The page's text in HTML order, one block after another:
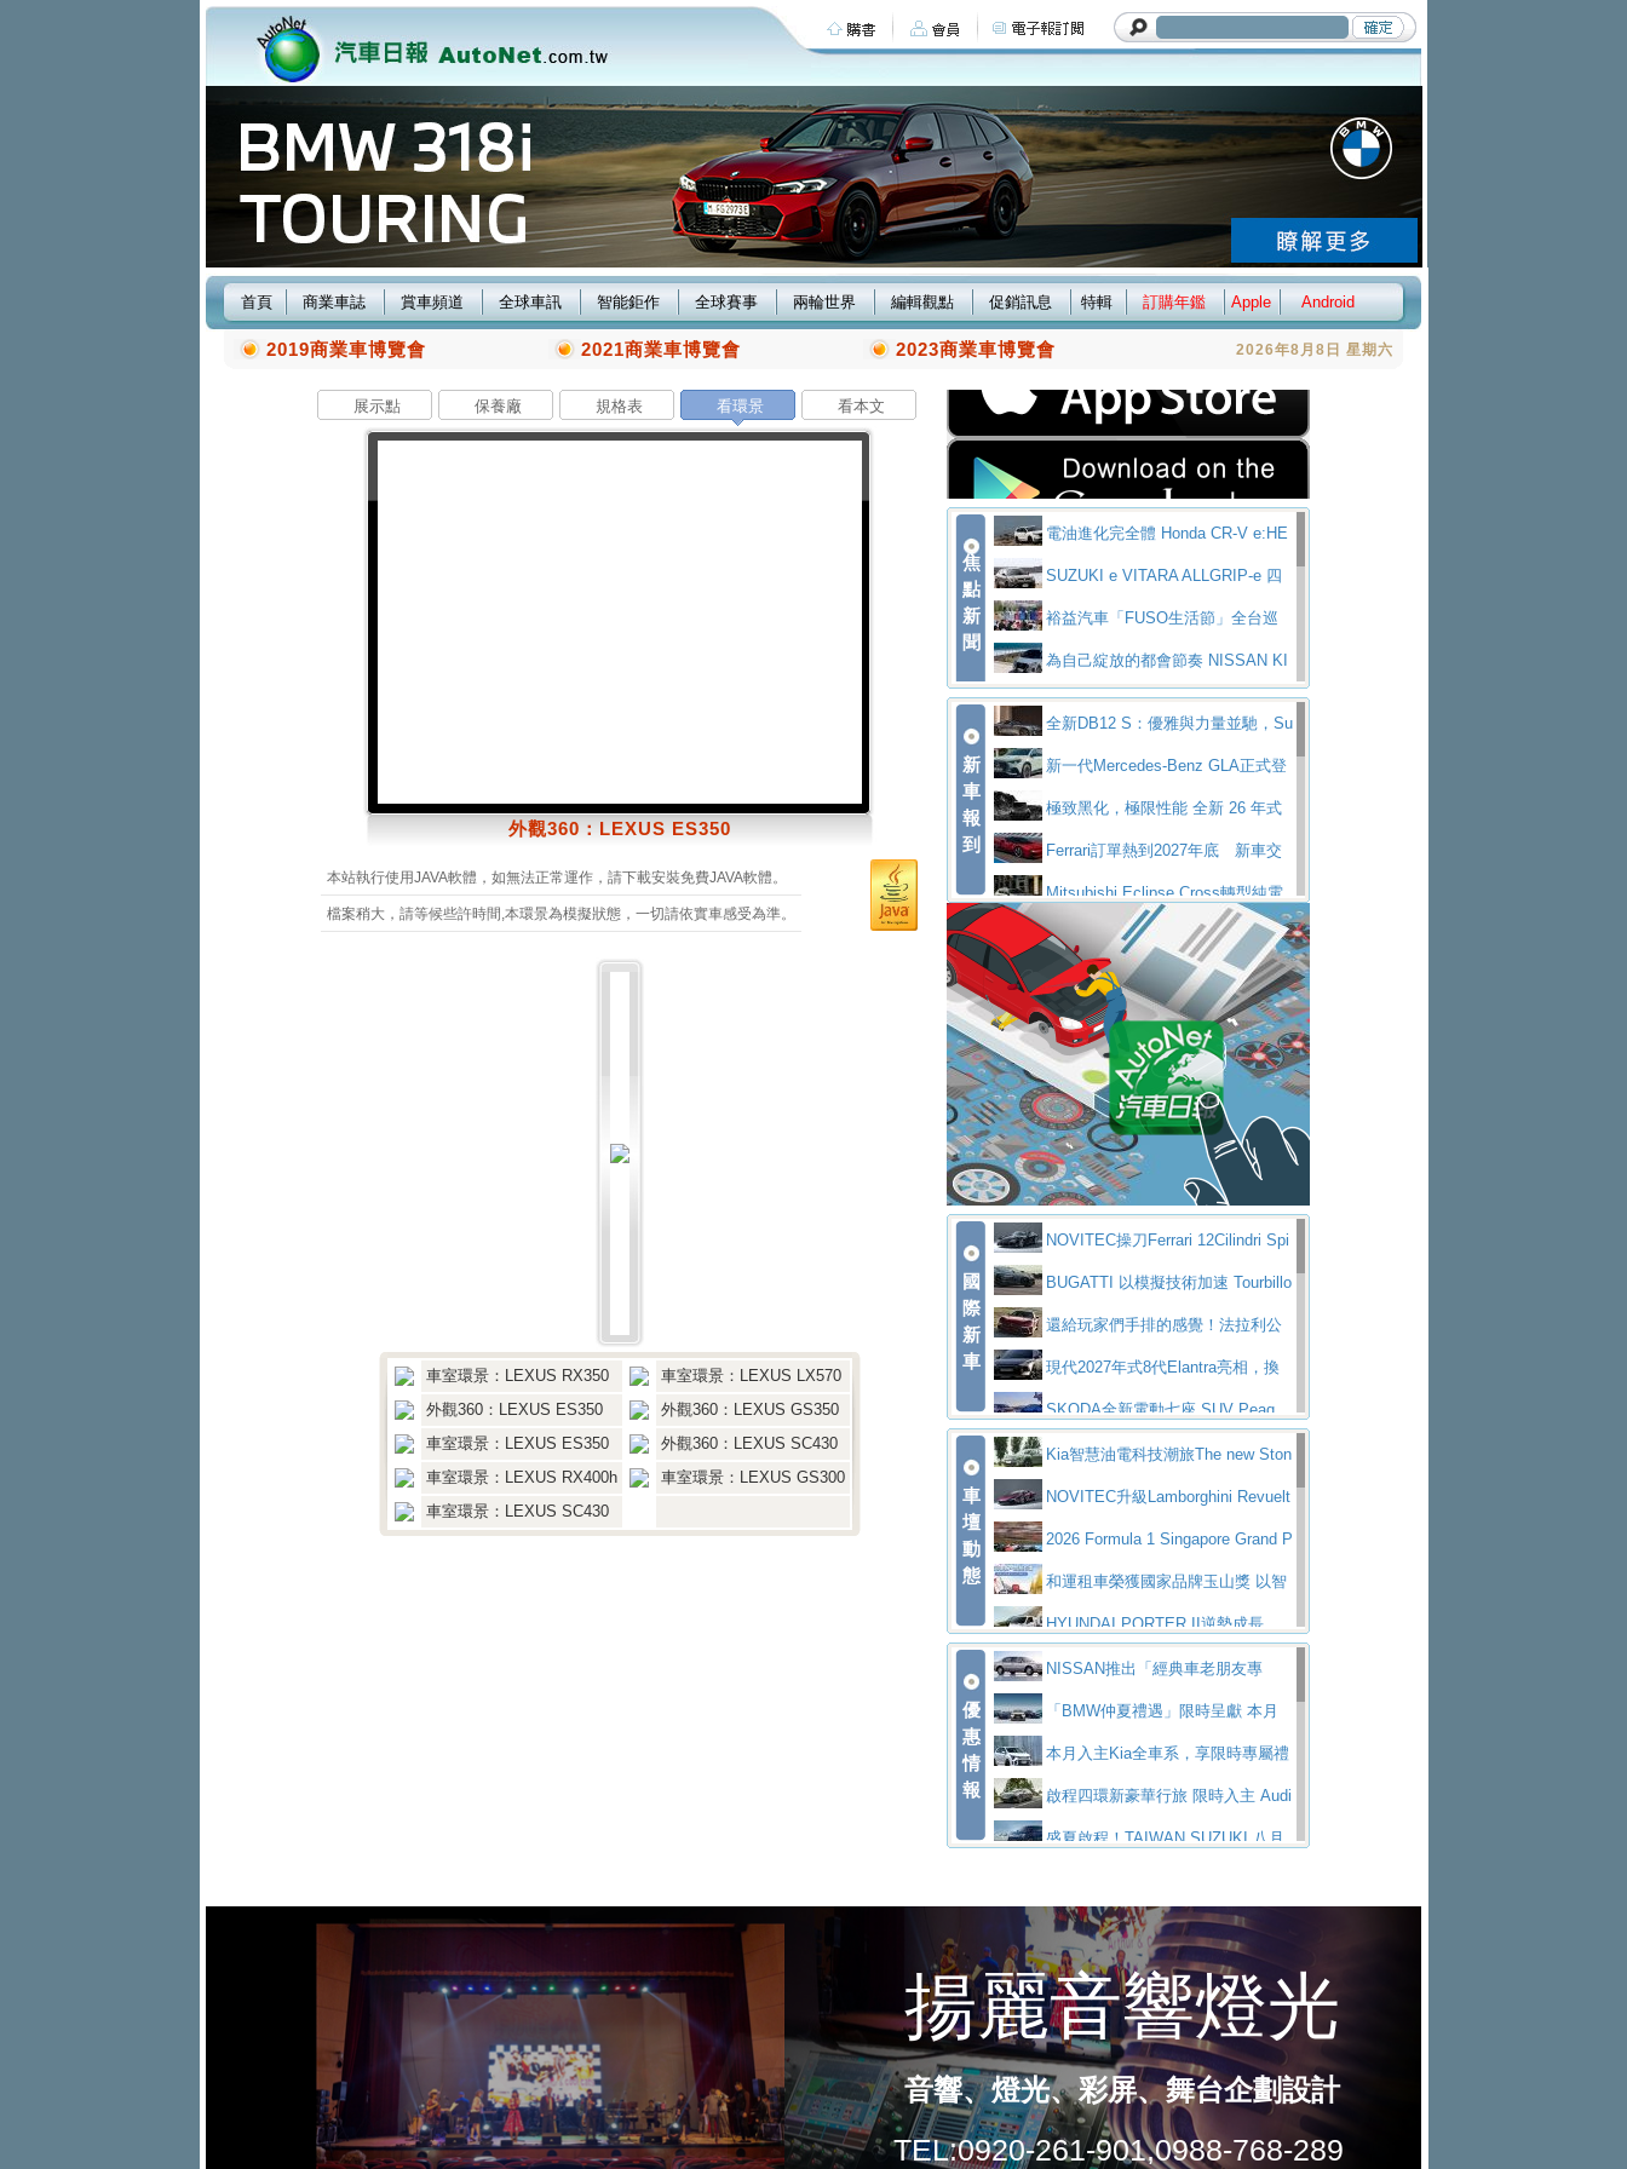
首頁 商業車誌 賞車頻道 全球車訊 智能鉅作 全球賽事 兩輪世界 編輯觀點 促銷訊息 特輯 訂購年鑑 Apple Android
2019商業車博覽會 2021商業車博覽會 2023商業車博覽會 2026年8月8日 星期六
展示點 保養廠 規格表 看環景 看本文
外觀360：LEXUS ES350
本站執行使用JAVA軟體，如無法正常運作，請下載安裝免費JAVA軟體。
檔案稍大，請等候些許時間,本環景為模擬狀態，一切請依實車感受為準。
車室環景：LEXUS RX350
車室環景：LEXUS LX570
外觀360：LEXUS ES350
外觀360：LEXUS GS350
車室環景：LEXUS ES350
外觀360：LEXUS SC430
車室環景：LEXUS RX400h
車室環景：LEXUS GS300
車室環景：LEXUS SC430
焦
點
新
聞
電油進化完全體 Honda CR-V e:HE
V PrestigeSUZUKI e VITARA ALLGRIP-e 四
驅精神的純電新詮釋
裕益汽車「FUSO生活節」全台巡
迴 結合生活體驗、交通安全與購車優惠
為自己綻放的都會節奏 NISSAN KI
CKS SAKURA為品味獨具層峰買家打造的頂級座
駕，MAZDA CX-90 33T AWD Premium Ca
ptain Seat
EV
技的座駕! Ford Territory中型油電休旅
SO Super Great今日在台登場，結合先進安
全輔助科技
ntis四品牌經銷權，全新多品牌旗艦展示中
心開幕啟用
屏東特搜大隊再添新利器 SITRAK
救助器材車買氣不衰、SUZUKI經銷商勇於開啟
全新大店，新北都鈴木占地500坪土城旗艦
展示中心開幕
2025第七屆ISUZU運轉職人挑戰賽
熱血登場 展現極致車技與專業職人精神
H2GP世界總決賽圓滿落幕 台灣團
隊表現精彩淨零減碳指標性應用 純電動水泥預
拌車 消防車除了滅火裝備還需要什麼？
一探SITRAK “準” 消防車的究竟
大益金龍初試啼聲，汽柴油5噸貨車
不是對手正宗年鑑2025年全球自動車年鑑1月
下旬問世！2024第六屆ISUZU運轉職人挑戰賽
首度前進南台灣熱烈開戰
豪華電能休旅新星 Audi Q4 Sportba
ck 55 e-tron S lineScania Taiwan 逆風而行，加深力
道投資布局
新
車
報
到
全新DB12 S：優雅與力量並馳，Su
per Tourer的顛峰之作
新一代Mercedes-Benz GLA正式登
場 續航最高657公里、支援320kW快充
極致黑化，極限性能 全新 26 年式
DEFENDER OCTA BLACK 限量登台
Ferrari訂單熱到2027年底 新車交
付至少得等一年以上
Mitsubishi Eclipse Cross轉型純電
休旅 87kWh電池續航超過600公里
全新BMW 318i Touring豪華旅行車
全台限量200台 進化現型
不等零關稅的紅利，Jeep品牌今日
起展開首批車交車
Volvo EX60 即將叩關，靜肅性、底
盤與數位介面搶先揭露
Audi Q9 將於 2026 年底上市 旗艦
大型 SUV 鎖定七人座豪華市場
BMW攜手漫威電影【蜘蛛人：重生
日】 Skoda 發表全新 Peaq 內裝：七人
座純電旗艦 SUV，行李廂最大可達 935 公
升
全新純電 Mercedes-Benz C 400 4
MATIC Electric 登場
奢華與科技大躍進，MAZDA全新3
代CX-5全方位進化提前亮相並展開預售94.9
萬起
馬自達公布 2027 年式 MX-5 更
新，新增 Yakudo 特別版
Skoda Peaq 發表全新電動動力系
統 最長續航逾 640 公里、支援雙向供電
BMW M2 首度導入 xDrive 四驅，
美國與瑞士需求成關鍵推手
The all-new T-Roc 魅力 自成焦點
Maserati GT2 Stradale「Tribute to
MC12」全球首度亮相
迎接 RANGE ROVER 品牌家族第
五位成員 全新 RANGE ROVER GT 預告登
場
造型華麗時尚、科技座艙再進化，P
eugeot 208小改款發表上市94.8萬起
國
際
新
車
NOVITEC操刀Ferrari 12Cilindri Spi
der 碳纖維空力、鍛造輪圈與Inconel排氣
上身
BUGATTI 以模擬技術加速 Tourbillo
n 動態開發還給玩家們手排的感覺！法拉利公
布12Cilidri Manaule手排超跑產品細節
現代2027年式8代Elantra亮相，換
裝更銳利的造型、更先進的資訊娛樂系統及
更高效的動力
SKODA全新電動七座 SUV Peaq
問世，擁有品牌史上最寬敞且豪華的座艙
AUDI推出首款高性能油電超跑Nuvo
lari，0到100公里加速2.6秒、極速350公里
／小時
百年三叉戟傳奇再啟程 Maserati 重
返 1000 Miglia 傳承競速榮耀
法拉利首款純電跑車Luce亮相，最
大馬力超過1000匹並具備530公里最大續航
里程
小車大空間、座艙科技更先進，SK
ODA發表全新純電跨界休旅Eipq祭平民化車
價89萬起
賓士AMG.EA專屬平台首作，Merc
edes-AMG 全新GT 4-Door Coupe全球首發
福斯推出首款GTI純電性能掀背ID.
Polo GTI，擁有226匹馬力和零百加速 6.8
秒的實力
Jaguar 公布四門 GT車款正式車名
為JAGUAR TYPE 01
終於跟上進度，LEXUS發表首款三
排六座純電旗艦休旅 TZ
有錢也買不到的Golf R！福斯打造
全新Golf R 24h賽車將挑戰紐柏林24小時耐
SKODA公布全新小型純電跨界休旅
萬，續航里程可達到455公里附氣動式按摩
座椅
福斯宣布Golf與T-Roc推出Full Hybri
d全油電複合動力車型，預計於今年第四季
上市
KIA米蘭設計周展出Vision Meta Tu
rismo概念車並公布所有相關資訊，未來將
是命名為EV8
BMW 旗艦房車7系列中期改款，外
觀煥然一新、內裝科技與電動車續航里程大
幅升級
借「東風」之力，HONDA推出中國
製造日本重新貼牌全新4代Insight純電動休
旅
車
壇
動
態
Kia智慧油電科技潮旅The new Ston
ic 1-7月累計銷量創歷史新高
NOVITEC升級Lamborghini Revuelt
o 綜效輸出增至1,048匹
2026 Formula 1 Singapore Grand P
rix 新加坡大獎賽 Audi 極速之旅開放報名
和運租車榮獲國家品牌玉山獎 以智
慧移動與綠能創新
HYUNDAI PORTER II逆勢成長，
勇奪中型貨車銷售冠軍
父親節霸氣獻禮！PGO 威力125 最
低入手價 $60,900 起 省油ｘ安全ｘ大空間
陪爸爸輕鬆
福斯商旅挺頭家 推出「德系質感 精
算圓夢」專案yundai推出AllDayEnergy能源服
務 讓電動車化身行動儲能系統
NISSAN X-TRAIL 上市首月銷量
躋身同級前3名Toyota歐洲純電車銷量翻倍 2026
乘就送限量「幸福駕到」過爐御守
Subaru推動燃油、油電與純電車混
線生產 以彈性製造應對市場變化
Volvo Trucks 承諾成為高科技供應
鏈的可靠夥伴格上租車暑期享8% LINE POINTS
回饋 再抽黑鑰匙尊榮禮遇
匠心淬鍊展現世代躍進 ALL-NEW
MAZDA CX-5 延長保固禮遇限時實施
魅力 自成焦點 胡宇威擔任 The all-
new T-Roc 品牌大使 攜手Volkswagen展現
2026 Honda Motorcycle Cruiser 風
優
惠
情
報
NISSAN推出「經典車老朋友專
案」 以匠人精神煥新珍品座駕
「BMW仲夏禮遇」限時呈獻 本月
入主即享尊榮豪華五星假期 多元優購方案
同步實施
本月入主Kia全車系，享限時專屬禮
遇 啟程四環新豪華行旅 限時入主 Audi
A6 旗艦陣容 低月付5,888元起及3 年乙式險
盛夏啟程！TAIWAN SUZUKI 八月
0 PLUS酷涼特仕版升級通風座椅
Ford天外飛來禮 Territory旗艦響宴
三件組 再享0利率 入主再抽美國雙人來回機
票
Forester油電版上市週年保固升級
父親節再享SUBARU爸氣豪禮
PEUGEOT、CITROEN「EN ROU
TE！La Vie en Route｜法式日常，即刻啟
程」 全車系享 5 年
全能ZS翻玩新視界！全新27年式換
裝曜黑風格套件 含舊換新60萬內輕鬆入手
暑假購車趁現在！ PGO 全車系一
日限定賞車會 指定車款送3,000元加油卡
特斯拉掀充電價格戰 EVOASIS推